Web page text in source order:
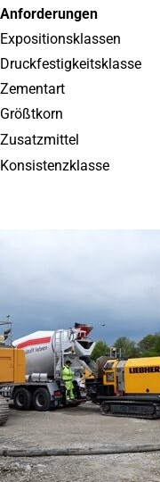
Anforderungen
Expositionsklassen
Druckfestigkeitsklasse
Zementart
Größtkorn
Zusatzmittel
Konsistenzklasse